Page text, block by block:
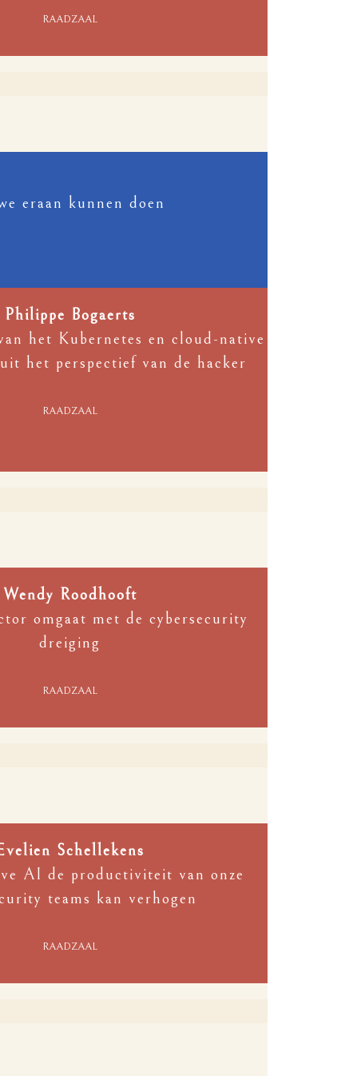
RAADZAAL
eraan kunnen doen
Philippe Bogaerts
het Kubernetes en cloud-native
het perspectief van de hacker
RAADZAAL
Wendy Roodhooft
omgaat met de cybersecurity
dreiging
RAADZAAL
Schellekens
AI de productiviteit van onze
teams kan verhogen
RAADZAAL